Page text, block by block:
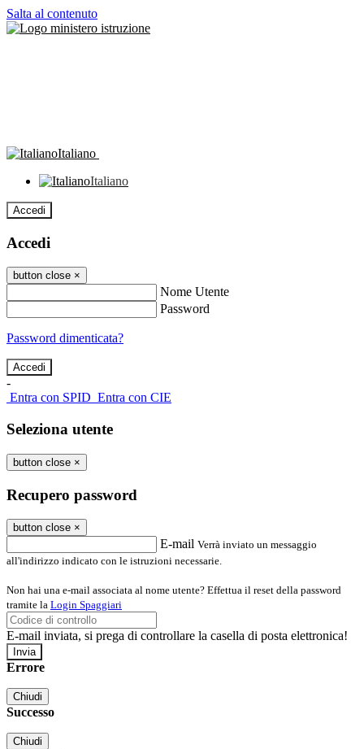
Salta al contenuto
Italiano
Italiano
Accedi
Accedi
button close ×
Nome Utente
Password
Password dimenticata?
-
Entra con SPID Entra con CIE
Seleziona utente
button close ×
Recupero password
button close ×
E-mail Verrà inviato un messaggio
all'indirizzo indicato con le istruzioni necessarie.
Non hai una e-mail associata al nome utente? Effettua il reset della password
tramite la Login Spaggiari
E-mail inviata, si prega di controllare la casella di posta elettronica!
Errore
Chiudi
Successo
Chiudi